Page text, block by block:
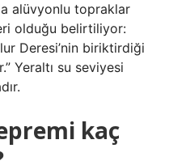
alüvyonlu topraklar
olduğu belirtiliyor:
Deresi’nin biriktirdiği
Yeraltı su seviyesi
kaç